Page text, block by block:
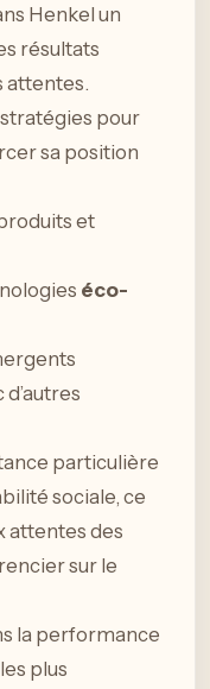
Henkel un
résultats
attentes.
pour
sa position
et
éco-
particulière
sociale, ce
attentes des
sur le
la performance
plus